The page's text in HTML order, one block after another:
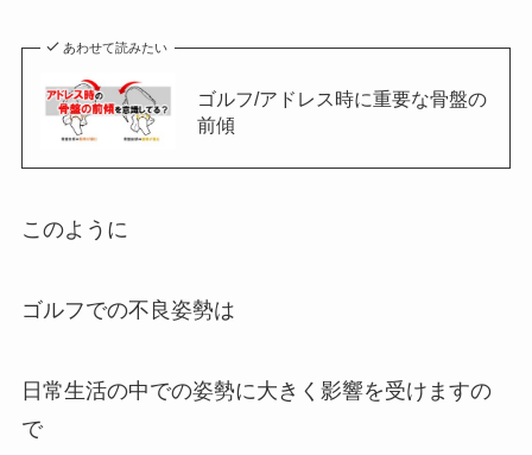
あわせて読みたい
ゴルフ/アドレス時に重要な骨盤の
前傾
このように
ゴルフでの不良姿勢は
日常生活の中での姿勢に大きく影響を受けますの
で